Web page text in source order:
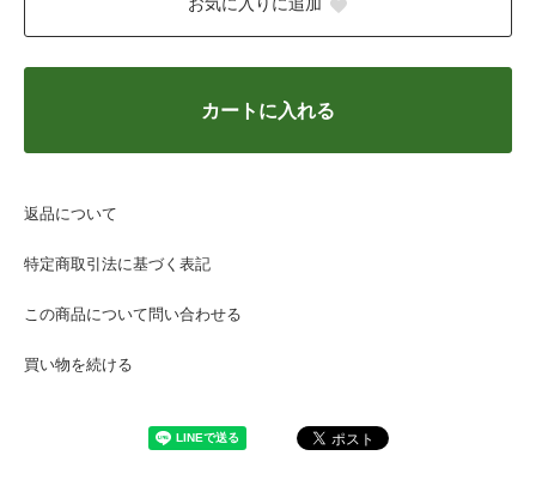
お気に入りに追加
カートに入れる
返品について
特定商取引法に基づく表記
この商品について問い合わせる
買い物を続ける